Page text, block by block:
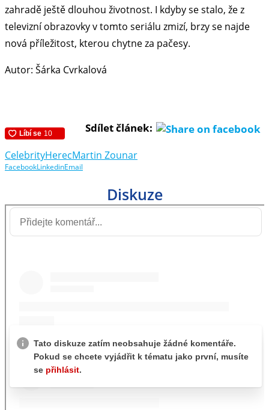
zahradě ještě dlouhou životnost. I kdyby se stalo, že z
televizní obrazovky v tomto seriálu zmizí, brzy se najde
nová příležitost, kterou chytne za pačesy.
Autor: Šárka Cvrkalová
Sdílet článek:
CelebrityHerecMartin Zounar
FacebookLinkedinEmail
Diskuze